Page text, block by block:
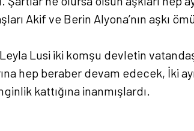
Akif ve Berin Alyona’nın aşkı
Lusi iki komşu devletin
hep beraber devam edecek, İki
kattığına inanmışlardı.